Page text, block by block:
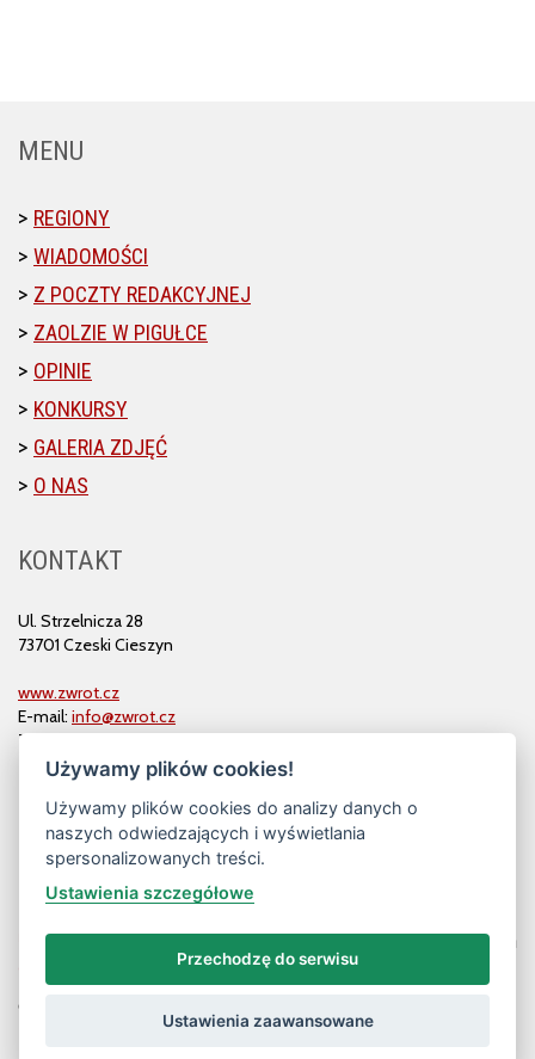
MENU
REGIONY
WIADOMOŚCI
Z POCZTY REDAKCYJNEJ
ZAOLZIE W PIGUŁCE
OPINIE
KONKURSY
GALERIA ZDJĘĆ
O NAS
KONTAKT
Ul. Strzelnicza 28
73701 Czeski Cieszyn
www.zwrot.cz
E-mail: info@zwrot.cz
Tel. i faks: 558 711 582
© ZWROT
Używamy plików cookies!
Używamy plików cookies do analizy danych o
naszych odwiedzających i wyświetlania
spersonalizowanych treści.
Ustawienia szczegółowe
Przechodzę do serwisu
Ustawienia zaawansowane